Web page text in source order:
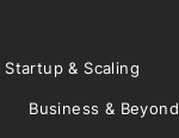
Startup & Scaling
Business & Beyond